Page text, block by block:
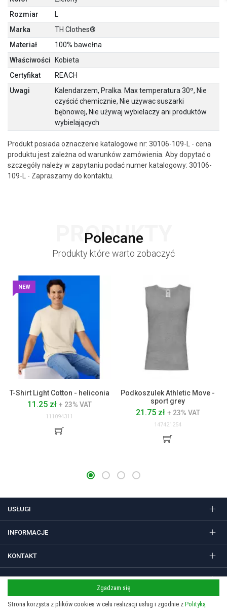
Rozmiar
L
Marka
TH Clothes®
Materiał
100% bawełna
Właściwości
Kobieta
Certyfikat
REACH
Uwagi
Kalendarzem, Pralka. Max temperatura 30º, Nie
czyścić chemicznie, Nie używac suszarki
bębnowej, Nie używaj wybielaczy ani produktów
wybielających
Produkt posiada oznaczenie katalogowe nr: 30106-109-L - cena
produktu jest zależna od warunków zamówienia. Aby dopytać o
szczegóły należy w zapytaniu podać numer katalogowy: 30106-
109-L - Zapraszamy do kontaktu.
Polecane
PRODUKTY
Produkty które warto zobaczyć
NEW
T-Shirt Light Cotton - heliconia
11.25 zł + 23% VAT
111094311
Podkoszulek Athletic Move -
sport grey
21.75 zł + 23% VAT
147421254
USŁUGI
INFORMACJE
KONTAKT
FOLLOW US
Zgadzam się
Strona korzysta z plików cookies w celu realizacji usług i zgodnie z Polityką